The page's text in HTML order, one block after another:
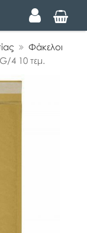
Φάκελοι
4 10 τεμ.